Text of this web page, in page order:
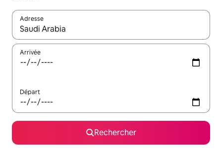
Adresse
Lorsque les résultats s'affichent, utilisez les flèches vers le
Arrivée
Départ
Rechercher